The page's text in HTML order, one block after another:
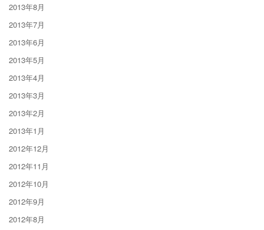
2013年8月
2013年7月
2013年6月
2013年5月
2013年4月
2013年3月
2013年2月
2013年1月
2012年12月
2012年11月
2012年10月
2012年9月
2012年8月